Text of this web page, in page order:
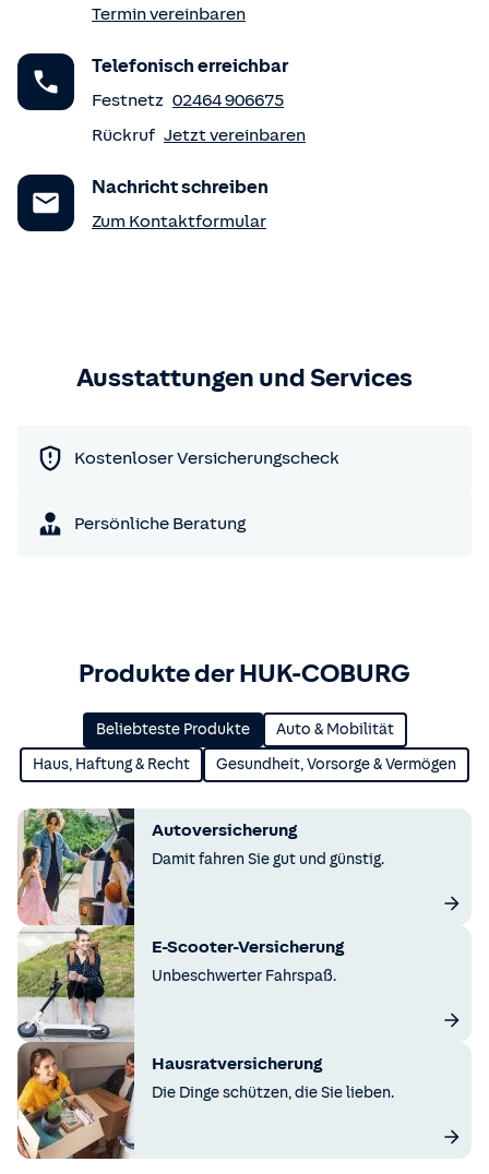
Termin vereinbaren
Telefonisch erreichbar
Festnetz 02464 906675
Rückruf Jetzt vereinbaren
Nachricht schreiben
Zum Kontaktformular
Ausstattungen und Services
Kostenloser Versicherungscheck
Persönliche Beratung
Produkte der HUK-COBURG
Beliebteste Produkte Auto & Mobilität
Haus, Haftung & Recht Gesundheit, Vorsorge & Vermögen
Autoversicherung
Damit fahren Sie gut und günstig.
E-Scooter-Versicherung
Unbeschwerter Fahrspaß.
Hausratversicherung
Die Dinge schützen, die Sie lieben.